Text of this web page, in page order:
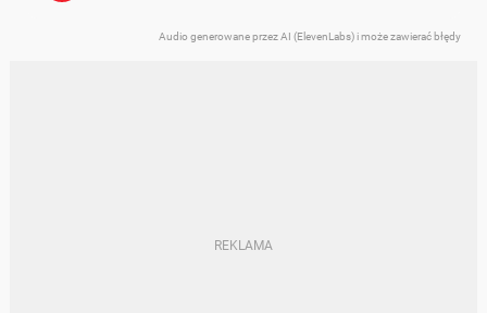
Audio generowane przez AI (ElevenLabs) i może zawierać błędy